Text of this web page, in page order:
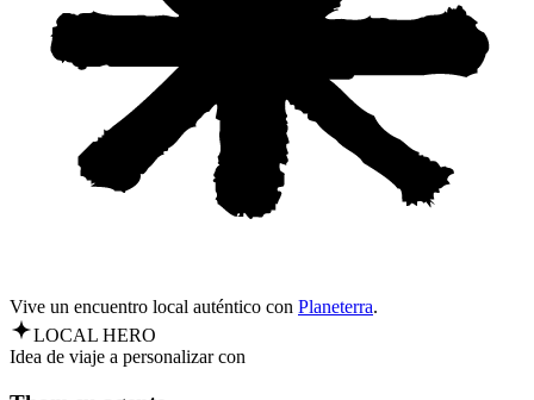
Vive un encuentro local auténtico con Planeterra.
LOCAL HERO
Idea de viaje a personalizar con